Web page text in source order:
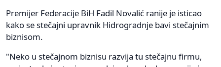
Premijer Federacije BiH Fadil Novalić ranije je isticao
kako se stečajni upravnik Hidrogradnje bavi stečajnim
biznisom.
"Neko u stečajnom biznisu razvija tu stečajnu firmu,